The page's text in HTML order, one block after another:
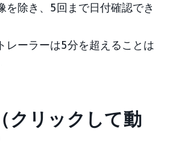
を除き、5回まで日付確認でき
レーラーは5分を超えることは
クリックして動